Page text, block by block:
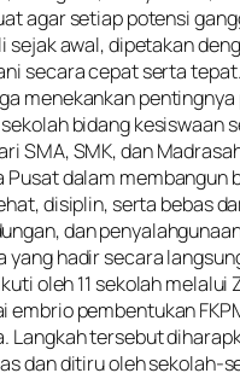
agar setiap potensi
sejak awal, dipetakan
secara cepat serta
menekankan
bidang kesiswaan
SMA, SMK, dan
Pusat dalam membangun
disiplin, serta bebas
dan
yang hadir secara
oleh 11 sekolah melalui
embrio pembentukan
Langkah tersebut
dan ditiru oleh sekolah-